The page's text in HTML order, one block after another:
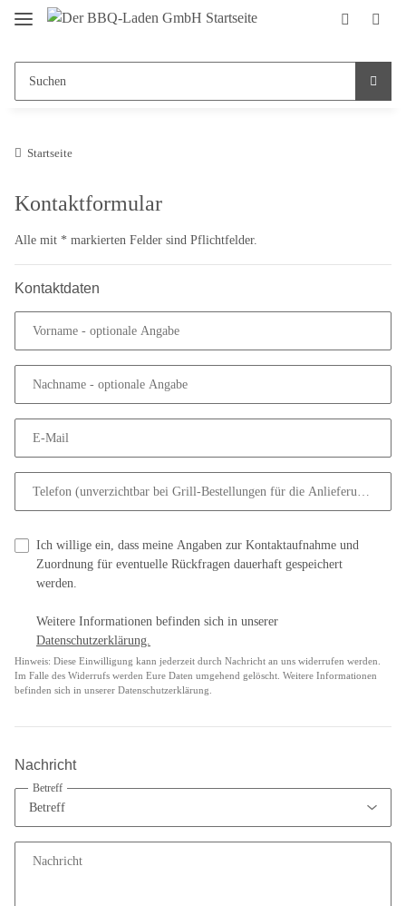
Startseite
Kontaktformular
Alle mit * markierten Felder sind Pflichtfelder.
Kontaktdaten
Vorname - optionale Angabe
Nachname - optionale Angabe
E-Mail
Telefon (unverzichtbar bei Grill-Bestellungen für die Anlieferung,
Hinweis: Diese Einwilligung kann jederzeit durch Nachricht an uns widerrufen werden.
Im Falle des Widerrufs werden Eure Daten umgehend gelöscht. Weitere Informationen
befinden sich in unserer Datenschutzerklärung.
Ich willige ein, dass meine Angaben zur Kontaktaufnahme und
Zuordnung für eventuelle Rückfragen dauerhaft gespeichert
werden.
Weitere Informationen befinden sich in unserer
Datenschutzerklärung.
Nachricht
Betreff
Nachricht